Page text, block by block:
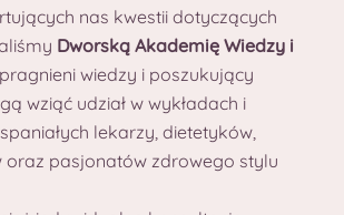
nas kwestii dotyczących
Dworską Akademię Wiedzy i
wiedzy i poszukujący
wziąć udział w wykładach i
lekarzy, dietetyków,
pasjonatów zdrowego stylu